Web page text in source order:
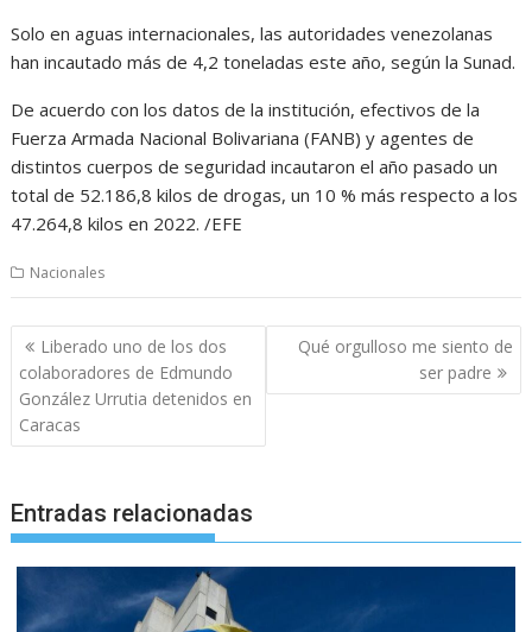
Solo en aguas internacionales, las autoridades venezolanas
han incautado más de 4,2 toneladas este año, según la Sunad.
De acuerdo con los datos de la institución, efectivos de la
Fuerza Armada Nacional Bolivariana (FANB) y agentes de
distintos cuerpos de seguridad incautaron el año pasado un
total de 52.186,8 kilos de drogas, un 10 % más respecto a los
47.264,8 kilos en 2022. /EFE
Nacionales
Navegación
de
entradas
Liberado uno de los dos
colaboradores de Edmundo
González Urrutia detenidos en
Caracas
Qué orgulloso me siento de
ser padre
Entradas relacionadas